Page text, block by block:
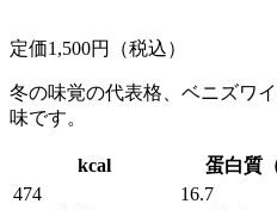
定価1,500円（税込）
冬の味覚の代表格、ベニズワ
味です。
kcal 蛋白質（
474
16.7